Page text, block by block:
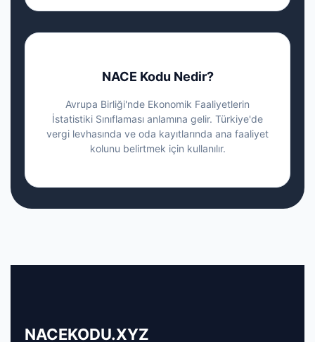
NACE Kodu Nedir?
Avrupa Birliği'nde Ekonomik Faaliyetlerin
İstatistiki Sınıflaması anlamına gelir. Türkiye'de
vergi levhasında ve oda kayıtlarında ana faaliyet
kolunu belirtmek için kullanılır.
NACEKODU.XYZ